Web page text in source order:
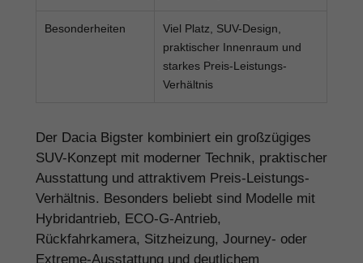
Besonderheiten
Viel Platz, SUV-Design,
praktischer Innenraum und
starkes Preis-Leistungs-
Verhältnis
Der Dacia Bigster kombiniert ein großzügiges
SUV-Konzept mit moderner Technik, praktischer
Ausstattung und attraktivem Preis-Leistungs-
Verhältnis. Besonders beliebt sind Modelle mit
Hybridantrieb, ECO-G-Antrieb,
Rückfahrkamera, Sitzheizung, Journey- oder
Extreme-Ausstattung und deutlichem